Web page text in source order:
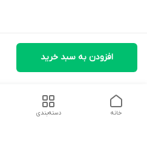
افزودن به سبد خرید
دسته‌بندی خانه